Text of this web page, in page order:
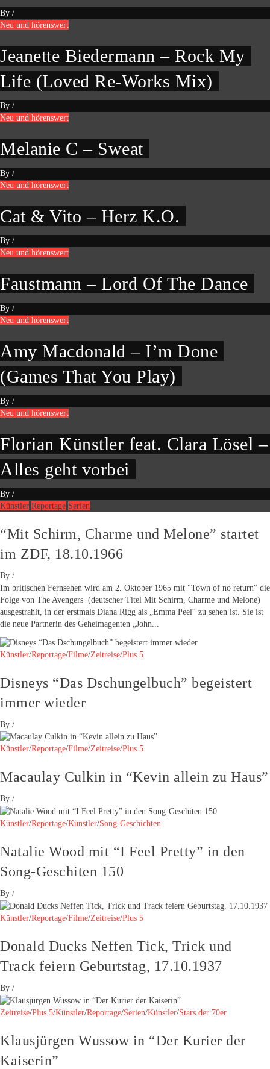
By /
Neu und hörenswert
Jeanette Biedermann – Rock My
Life (Loved Re-Works Mix)
By /
Neu und hörenswert
Melanie C – Sweat
By /
Neu und hörenswert
Cat & Vito – Herz K.O.
By /
Neu und hörenswert
Faustmann – Lord Of The Dance
By /
Neu und hörenswert
Amy Macdonald – I’m Done
(Games That You Play)
By /
Neu und hörenswert
Florian Künstler feat. Clara Lösel –
Alles geht vorbei
By /
Künstler Reportage Serien
“Mit Schirm, Charme und Melone” startet
im ZDF, 18.10.1966
By /
Im britischen Fernsehen wird am 2. Oktober 1965 mit "Town of no return" die
Folge von The Avengers (deutscher Titel Mit Schirm, Charme und Melone)
ausgestrahlt, in der erstmals Diana Rigg als „Emma Peel“ zu sehen ist. Sie ist
die neue Partnerin des Geheimagenten „John...
Künstler/Reportage/Filme/Zeitreise/Plus 5
Disneys “Das Dschungelbuch” begeistert
immer wieder
By /
Künstler/Reportage/Filme/Zeitreise/Plus 5
Macaulay Culkin in “Kevin allein zu Haus”
By /
Künstler/Reportage/Künstler/Song-Geschichten
Natalie Wood mit “I Feel Pretty” in den
Song-Geschiten 150
By /
Künstler/Reportage/Filme/Zeitreise/Plus 5
Donald Ducks Neffen Tick, Trick und
Track feiern Geburtstag, 17.10.1937
By /
Zeitreise/Plus 5/Künstler/Reportage/Serien/Künstler/Stars der 70er
Klausjürgen Wussow in “Der Kurier der
Kaiserin”